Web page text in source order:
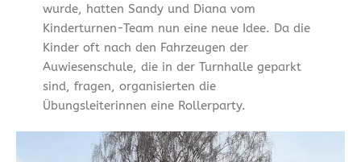
wurde, hatten Sandy und Diana vom
Kinderturnen-Team nun eine neue Idee. Da die
Kinder oft nach den Fahrzeugen der
Auwiesenschule, die in der Turnhalle geparkt
sind, fragen, organisierten die
Übungsleiterinnen eine Rollerparty.